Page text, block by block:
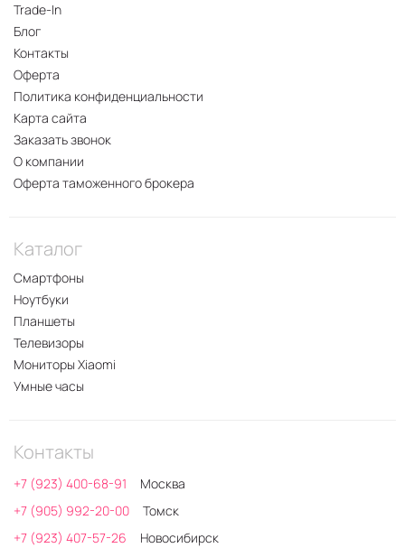
Trade-In
Блог
Контакты
Оферта
Политика конфиденциальности
Карта сайта
Заказать звонок
О компании
Оферта таможенного брокера
Каталог
Смартфоны
Ноутбуки
Планшеты
Телевизоры
Мониторы Xiaomi
Умные часы
Контакты
+7 (923) 400-68-91
Москва
+7 (905) 992-20-00
Томск
+7 (923) 407-57-26
Новосибирск